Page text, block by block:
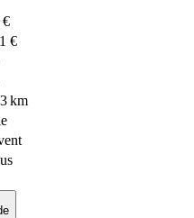
€
€
km
CARTO